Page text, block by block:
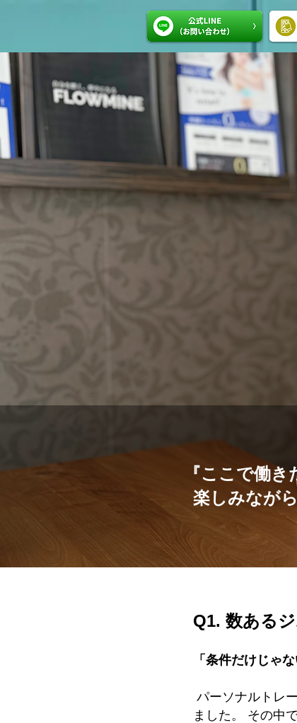
『ここで働
楽しみなが
Q1. 数ある
「条件だけじゃ
パーソナルトレ
ました。 その中